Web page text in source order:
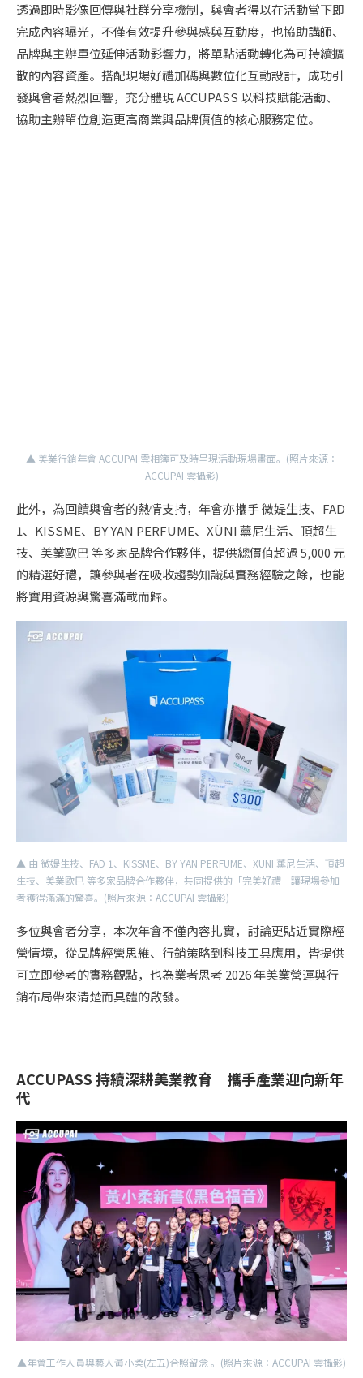
透過即時影像回傳與社群分享機制，與會者得以在活動當下即
完成內容曝光，不僅有效提升參與感與互動度，也協助講師、
品牌與主辦單位延伸活動影響力，將單點活動轉化為可持續擴
散的內容資產。搭配現場好禮加碼與數位化互動設計，成功引
發與會者熱烈回響，充分體現 ACCUPASS 以科技賦能活動、
協助主辦單位創造更高商業與品牌價值的核心服務定位。
▲ 美業行銷年會 ACCUPAI 雲相簿可及時呈現活動現場畫面。(照片來源：
ACCUPAI 雲攝影)
此外，為回饋與會者的熱情支持，年會亦攜手 微媞生技、FAD
1、KISSME、BY YAN PERFUME、XÜNI 薰尼生活、頂超生
技、美業歐巴 等多家品牌合作夥伴，提供總價值超過 5,000 元
的精選好禮，讓參與者在吸收趨勢知識與實務經驗之餘，也能
將實用資源與驚喜滿載而歸。
▲ 由 微媞生技、FAD 1、KISSME、BY YAN PERFUME、XÜNI 薰尼生活、頂超
生技、美業歐巴 等多家品牌合作夥伴，共同提供的「完美好禮」讓現場參加
者獲得滿滿的驚喜。(照片來源：ACCUPAI 雲攝影)
多位與會者分享，本次年會不僅內容扎實，討論更貼近實際經
營情境，從品牌經營思維、行銷策略到科技工具應用，皆提供
可立即參考的實務觀點，也為業者思考 2026 年美業營運與行
銷布局帶來清楚而具體的啟發。
ACCUPASS 持續深耕美業教育 攜手產業迎向新年
代
▲年會工作人員與藝人黃小柔(左五)合照留念 。(照片來源：ACCUPAI 雲攝影)